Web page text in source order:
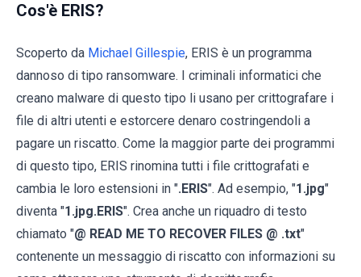
Cos'è ERIS?
Scoperto da Michael Gillespie, ERIS è un programma
dannoso di tipo ransomware. I criminali informatici che
creano malware di questo tipo li usano per crittografare i
file di altri utenti e estorcere denaro costringendoli a
pagare un riscatto. Come la maggior parte dei programmi
di questo tipo, ERIS rinomina tutti i file crittografati e
cambia le loro estensioni in ".ERIS". Ad esempio, "1.jpg"
diventa "1.jpg.ERIS". Crea anche un riquadro di testo
chiamato "@ READ ME TO RECOVER FILES @ .txt"
contenente un messaggio di riscatto con informazioni su